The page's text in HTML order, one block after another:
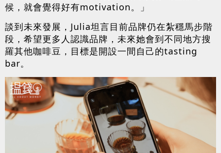
候，就會覺得好有motivation。」
談到未來發展，Julia坦言目前品牌仍在紮穩馬步階
段，希望更多人認識品牌，未來她會到不同地方搜
羅其他咖啡豆，目標是開設一間自己的tasting
bar。